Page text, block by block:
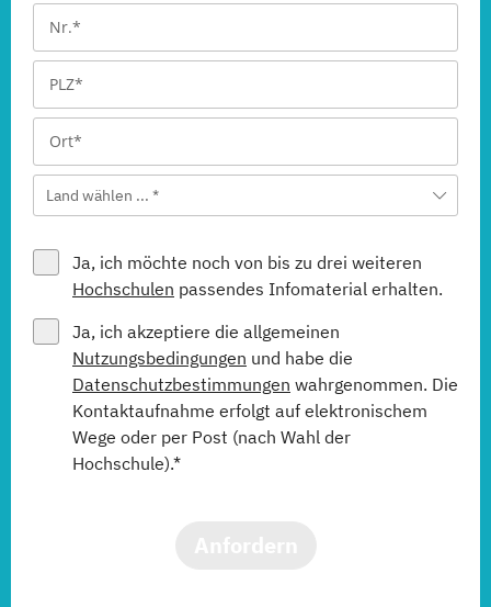
Land wählen ... *
Ja, ich möchte noch von bis zu drei weiteren
Hochschulen passendes Infomaterial erhalten.
Ja, ich akzeptiere die allgemeinen
Nutzungsbedingungen und habe die
Datenschutzbestimmungen wahrgenommen. Die
Kontaktaufnahme erfolgt auf elektronischem
Wege oder per Post (nach Wahl der
Hochschule).*